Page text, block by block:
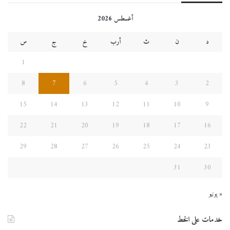
أغسطس 2026
د
ن ث أرب خ ج
س
1
2
3
4
5
6
7
8
9
10
11
12
13
14
15
16
17
18
19
20
21
22
23
24
25
26
27
28
29
30
31
« يونيو
خدمات على الخط